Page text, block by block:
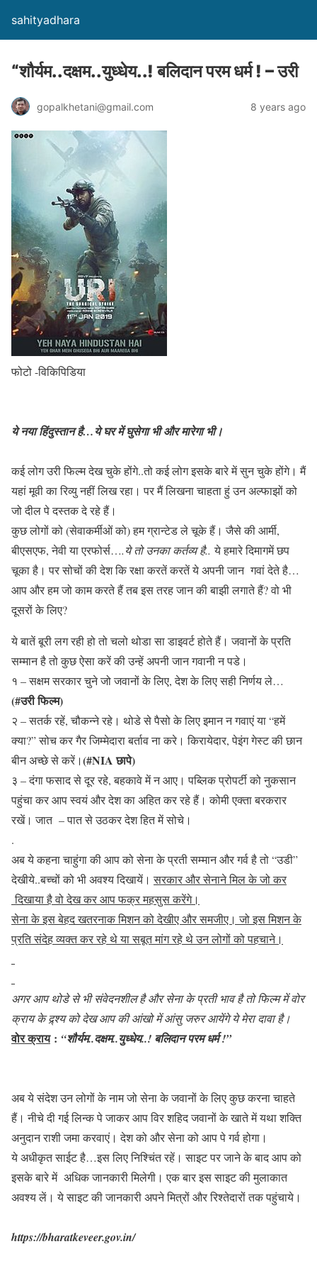
sahityadhara
“शौर्यम..दक्षम..युध्धेय..! बलिदान परम धर्म ! – उरी
gopalkhetani@gmail.com 8 years ago
फोटो -विकिपिडिया
ये नया हिंदुस्तान है…ये घर में घुसेगा भी और मारेगा भी।
कई लोग उरी फिल्म देख चुके होंगे..तो कई लोग इसके बारे में सुन चुके होंगे। मैं
यहां मूवी का रिव्यु नहीं लिख रहा। पर मैं लिखना चाहता हुं उन अल्फाझों को
जो दील पे दस्तक दे रहे हैं।
कुछ लोगों को (सेवाकर्मीओं को) हम ग्रान्टेड ले चूके हैं। जैसे की आर्मी,
बीएसएफ, नेवी या एरफोर्स….ये तो उनका कर्तव्य है.. ये हमारे दिमागमें छप
चूका है। पर सोचों की देश कि रक्षा करतें करतें ये अपनी जान गवां देते है…
आप और हम जो काम करते हैं तब इस तरह जान की बाझी लगाते हैं? वो भी
दूसरों के लिए?
ये बातें बूरी लग रही हो तो चलो थोडा सा डाइवर्ट होते हैं। जवानों के प्रति
सम्मान है तो कुछ ऐसा करें की उन्हें अपनी जान गवानी न पडे।
१ – सक्षम सरकार चुने जो जवानों के लिए, देश के लिए सही निर्णय ले…
(#उरी फिल्म)
२ – सतर्क रहें, चौकन्ने रहे। थोडे से पैसो के लिए इमान न गवाएं या “हमें
क्या?” सोच कर गैर जिम्मेदारा बर्ताव ना करे। किरायेदार, पेइंग गेस्ट की छान
बीन अच्छे से करें।(#NIA छापे)
३ – दंगा फसाद से दूर रहे, बहकावे में न आए। पब्लिक प्रोपर्टी को नुकसान
पहुंचा कर आप स्वयं और देश का अहित कर रहे हैं। कोमी एक्ता बरकरार
रखें। जात – पात से उठकर देश हित में सोचे।
.
अब ये कहना चाहुंगा की आप को सेना के प्रती सम्मान और गर्व है तो “उडी”
देखीये..बच्चों को भी अवश्य दिखायें।सरकार और सेनाने मिल के जो कर
दिखाया है वो देख कर आप फक्र महसुस करेंगे।
सेना के इस बेहद खतरनाक मिशन को देखीए और समजीए। जो इस मिशन के
प्रति संदेह व्यक्त कर रहे थे या सबूत मांग रहे थे उन लोगों को पहचाने।
अगर आप थोडे से भी संवेदनशील है और सेना के प्रती भाव है तो फिल्म में वोर
क्राय के द्र्श्य को देख आप की आंखो में आंसु जरुर आयेंगे ये मेरा दावा है।
वोर क्राय: “शौर्यम..दक्षम..युध्धेय..! बलिदान परम धर्म !”
अब ये संदेश उन लोगों के नाम जो सेना के जवानों के लिए कुछ करना चाहते
हैं। नीचे दी गई लिन्क पे जाकर आप विर शहिद जवानों के खाते में यथा शक्ति
अनुदान राशी जमा करवाएं। देश को और सेना को आप पे गर्व होगा।
ये अधीकृत साईट है…इस लिए निश्चिंत रहें। साइट पर जाने के बाद आप को
इसके बारे में अधिक जानकारी मिलेगी। एक बार इस साइट की मुलाकात
अवश्य लें। ये साइट की जानकारी अपने मित्रों और रिश्तेदारों तक पहुंचाये।
https://bharatkeveer.gov.in/